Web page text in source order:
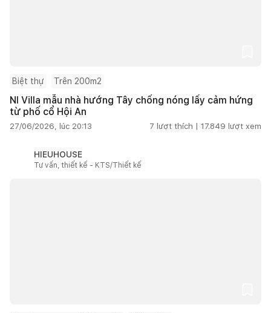
Biệt thự Trên 200m2
NI Villa mẫu nhà hướng Tây chống nóng lấy cảm hứng
từ phố cổ Hội An
27/06/2026, lúc 20:13 7 lượt thích | 17.849 lượt xem
HIEUHOUSE
Tư vấn, thiết kế - KTS/Thiết kế